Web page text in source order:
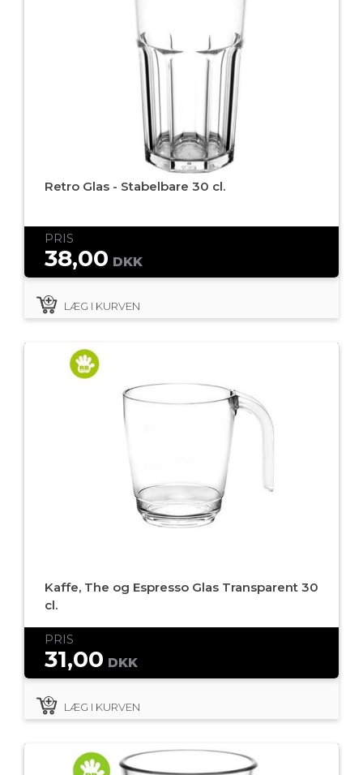
Retro Glas - Stabelbare 30 cl.
PRIS
38,00 DKK
LÆG I KURVEN
Kaffe, The og Espresso Glas Transparent 30
cl.
PRIS
31,00 DKK
LÆG I KURVEN